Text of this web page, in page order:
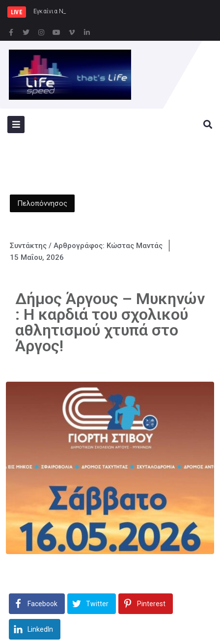
LIVE Εγκαίνια Νέων Ξενώνων στη ν. Ρω
Πελοπόννησος
Συντάκτης / Αρθρογράφος: Κώστας Μαντάς
15 Μαΐου, 2026
Δήμος Άργους – Μυκηνών
: Η καρδιά του σχολικού
αθλητισμού χτυπά στο
Άργος!
Facebook Twitter Pinterest
LinkedIn